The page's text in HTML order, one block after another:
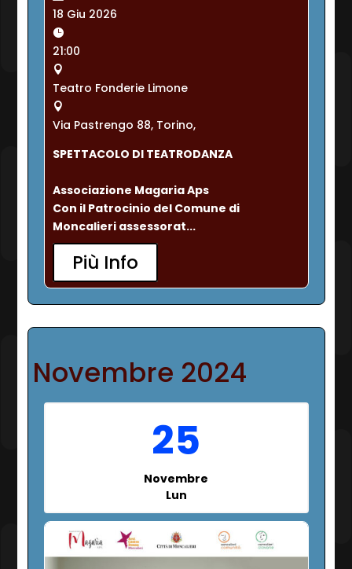
18 Giu 2026
21:00
Teatro Fonderie Limone
Via Pastrengo 88, Torino,
SPETTACOLO DI TEATRODANZA
Associazione Magaria Aps
Con il Patrocinio del Comune di
Moncalieri assessorat...
Più Info
Novembre 2024
25
Novembre
Lun